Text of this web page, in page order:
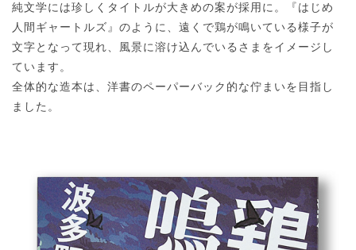
純文学には珍しくタイトルが大きめの案が採用に。『はじめ
人間ギャートルズ』のように、遠くで鶏が鳴いている様子が
文字となって現れ、風景に溶け込んでいるさまをイメージし
ています。
全体的な造本は、洋書のペーパーバック的な佇まいを目指し
ました。